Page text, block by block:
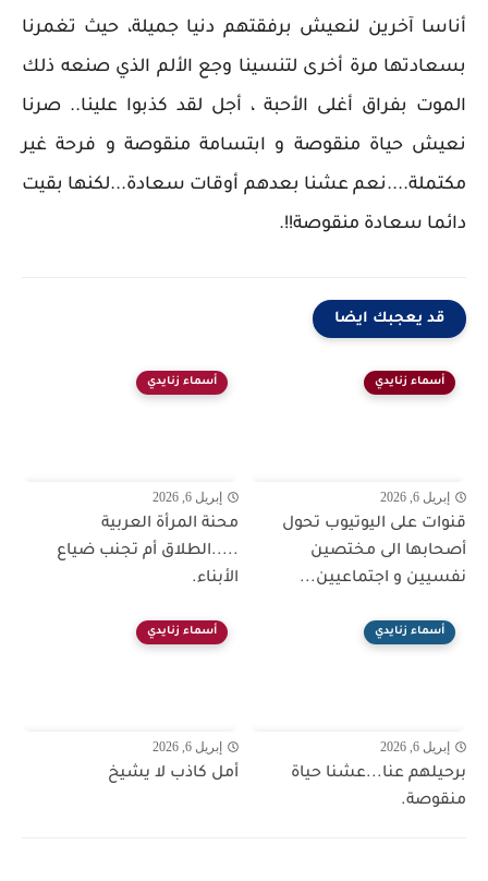
أناسا آخرين لنعيش برفقتهم دنيا جميلة، حيث تغمرنا
بسعادتها مرة أخرى لتنسينا وجع الألم الذي صنعه ذلك
الموت بفراق أغلى الأحبة ، أجل لقد كذبوا علينا.. صرنا
نعيش حياة منقوصة و ابتسامة منقوصة و فرحة غير
مكتملة....نعم عشنا بعدهم أوقات سعادة...لكنها بقيت
دائما سعادة منقوصة!!.
قد يعجبك ايضا
أسماء زنايدي
إبريل 6, 2026
قنوات على اليوتيوب تحول
أصحابها الى مختصين
نفسيين و اجتماعيين...
أسماء زنايدي
إبريل 6, 2026
محنة المرأة العربية
.....الطلاق أم تجنب ضياع
الأبناء.
أسماء زنايدي
إبريل 6, 2026
برحيلهم عنا...عشنا حياة
منقوصة.
أسماء زنايدي
إبريل 6, 2026
أمل كاذب لا يشيخ